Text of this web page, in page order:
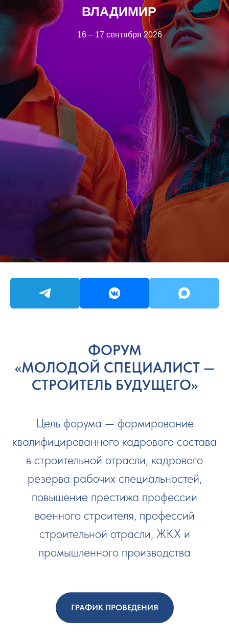
ВЛАДИМИР
16 – 17 сентября 2026
ФОРУМ
«МОЛОДОЙ СПЕЦИАЛИСТ —
СТРОИТЕЛЬ БУДУЩЕГО»
Цель форума — формирование
квалифицированного кадрового состава
в строительной отрасли, кадрового
резерва рабочих специальностей,
повышение престижа профессии
военного строителя, профессий
строительной отрасли, ЖКХ и
промышленного производства
ГРАФИК ПРОВЕДЕНИЯ